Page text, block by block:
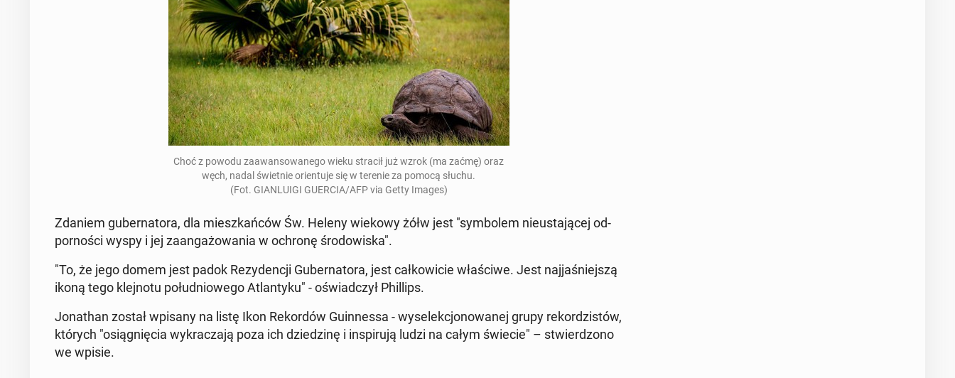
Choć z powodu za­awan­so­wa­ne­go wieku stracił już wzrok (ma zaćmę) oraz
węch, nadal świet­nie orien­tu­je się w terenie za pomocą słuchu.
(Fot. GIAN­LU­IGI GUERCIA/AFP via Getty Images)
Zdaniem gu­ber­na­to­ra, dla miesz­kań­ców Św. Heleny wiekowy żółw jest "sym­bo­lem nie­usta­ją­cej od­
por­no­ści wyspy i jej za­an­ga­żo­wa­nia w ochronę śro­do­wi­ska".
"To, że jego domem jest padok Re­zy­den­cji Gu­ber­na­to­ra, jest cał­ko­wi­cie wła­ści­we. Jest naj­ja­śniej­szą
ikoną tego klej­no­tu po­łu­dnio­we­go Atlan­ty­ku" - oświad­czył Phil­lips.
Jo­na­than został wpisany na listę Ikon Re­kor­dów Gu­in­nes­sa - wy­se­lek­cjo­no­wa­nej grupy re­kor­dzi­stów,
których "osią­gnię­cia wy­kra­cza­ją poza ich dzie­dzi­nę i in­spi­ru­ją ludzi na całym świecie" – stwier­dzo­no
we wpisie.